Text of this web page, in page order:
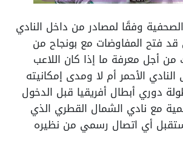
وفقًا لمصادر من داخل النادي
قد فتح المفاوضات مع بونجاح من
أجل معرفة ما إذا كان اللاعب
النادي الأحمر أم لا ومدى إمكانيته
دوري أبطال أفريقيا قبل الدخول
مع نادي الشمال القطري الذي
أي اتصال رسمي من نظيره